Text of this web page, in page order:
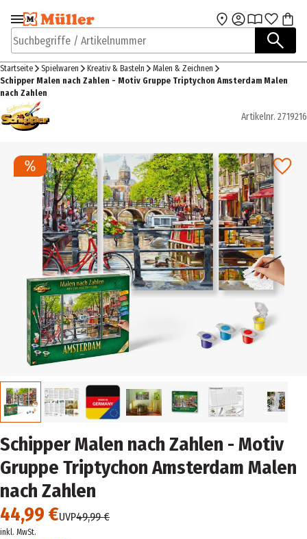
Zur Navigation
springen
Zum Hauptinhalt
Suchbegriffe / Artikelnummer
Startseite Spielwaren Kreativ & Basteln
Malen & Zeichnen
Schipper Malen nach Zahlen - Motiv Gruppe Triptychon Amsterdam Malen
nach Zahlen
Artikelnr. 2719216
Schipper Malen nach Zahlen - Motiv
Gruppe Triptychon Amsterdam Malen
nach Zahlen
44,99 €UVP49,99 €
inkl. MwSt.